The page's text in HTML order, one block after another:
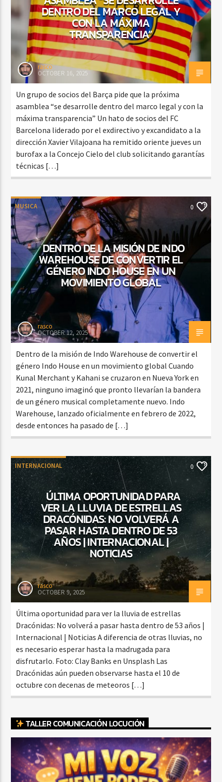
DENTRO DEL MARCO LEGAL Y
CON LA MÁXIMA
TRANSPARENCIA”
rasco
OCTOBER 16, 2025
Un grupo de socios del Barça pide que la próxima
asamblea “se desarrolle dentro del marco legal y con la
máxima transparencia” Un hato de socios del FC
Barcelona liderado por el exdirectivo y excandidato a la
dirección Xavier Vilajoana ha remitido oriente jueves un
burofax a la Concejo Cielo del club solicitando garantías
técnicas […]
MUSICA 0
DENTRO DE LA MISIÓN DE INDO
WAREHOUSE DE CONVERTIR EL
GÉNERO INDO HOUSE EN UN
MOVIMIENTO GLOBAL
rasco
OCTOBER 12, 2025
Dentro de la misión de Indo Warehouse de convertir el
género Indo House en un movimiento global Cuando
Kunal Merchant y Kahani se cruzaron en Nueva York en
2021, ninguno imaginó que pronto llevarían la bandera
de un género musical completamente nuevo. Indo
Warehouse, lanzado oficialmente en febrero de 2022,
desde entonces ha pasado de […]
INTERNACIONAL 0
ÚLTIMA OPORTUNIDAD PARA
VER LA LLUVIA DE ESTRELLAS
DRACÓNIDAS: NO VOLVERÁ A
PASAR HASTA DENTRO DE 53
AÑOS | INTERNACIONAL |
NOTICIAS
rasco
OCTOBER 9, 2025
Última oportunidad para ver la lluvia de estrellas
Dracónidas: No volverá a pasar hasta dentro de 53 años |
Internacional | Noticias A diferencia de otras lluvias, no
es necesario esperar hasta la madrugada para
disfrutarlo. Foto: Clay Banks en Unsplash Las
Dracónidas aún pueden observarse hasta el 10 de
octubre con decenas de meteoros […]
TALLER COMUNICACIÓN LOCUCIÓN